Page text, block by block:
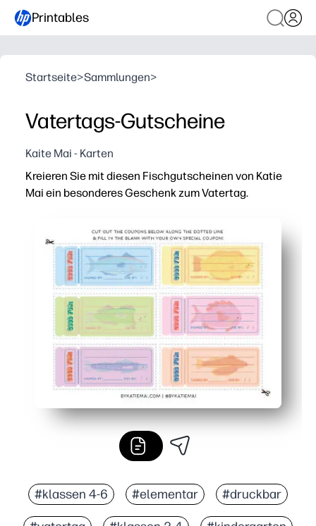
Printables
Startseite>Sammlungen>
Vatertags-Gutscheine
Kaite Mai - Karten
Kreieren Sie mit diesen Fischgutscheinen von Katie
Mai ein besonderes Geschenk zum Vatertag.
#klassen 4-6 #elementar #druckbar